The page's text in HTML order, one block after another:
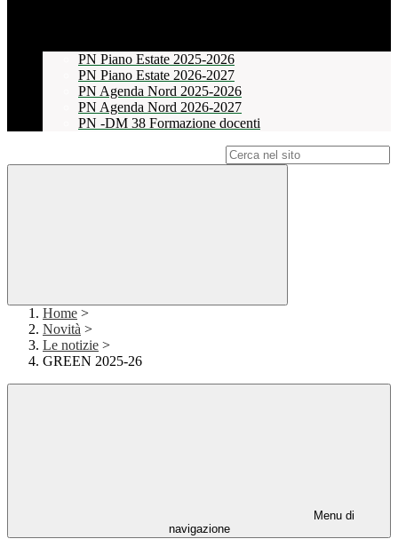
PN Piano Estate 2025-2026
PN Piano Estate 2026-2027
PN Agenda Nord 2025-2026
PN Agenda Nord 2026-2027
PN -DM 38 Formazione docenti
Home >
Novità >
Le notizie >
GREEN 2025-26
Menu di
navigazione